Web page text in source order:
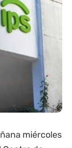
miércoles